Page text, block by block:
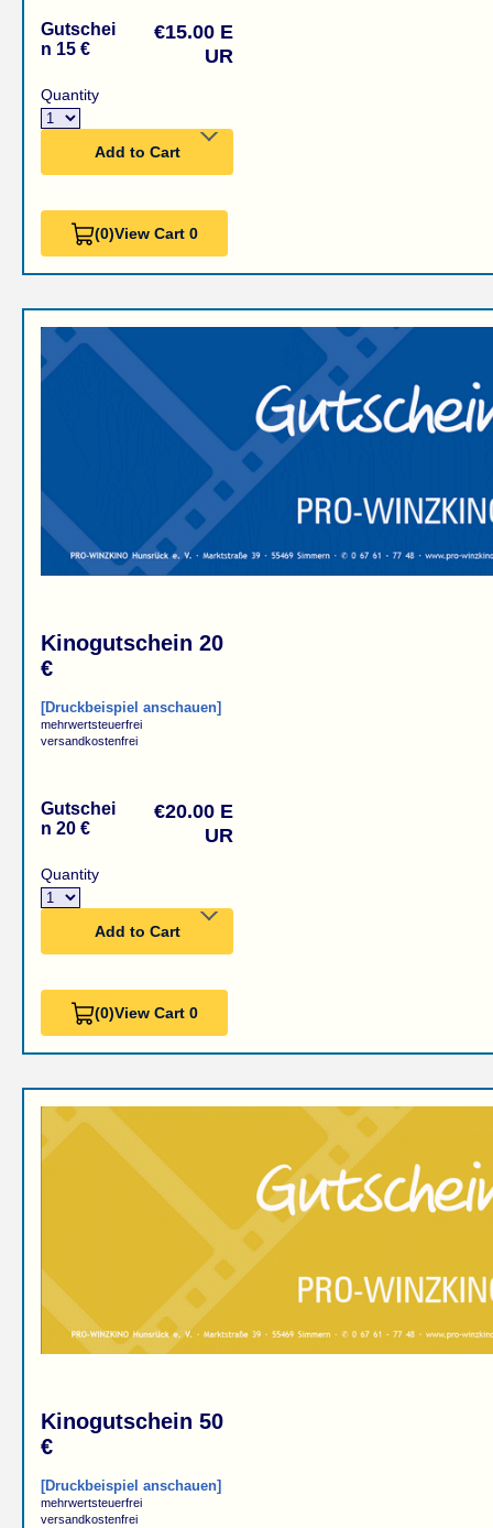
Gutschei
n 15 €
€15.00 E
UR
Quantity
Add to Cart
(0)View Cart 0
Kinogutschein 20
€
[Druckbeispiel anschauen]
mehrwertsteuerfrei
versandkostenfrei
Gutschei
n 20 €
€20.00 E
UR
Quantity
Add to Cart
(0)View Cart 0
Kinogutschein 50
€
[Druckbeispiel anschauen]
mehrwertsteuerfrei
versandkostenfrei